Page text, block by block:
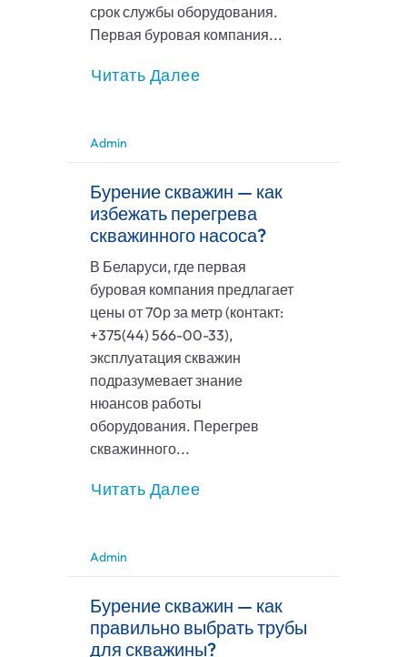
срок службы оборудования.
Первая буровая компания...
Читать Далее
Admin
Бурение скважин — как
избежать перегрева
скважинного насоса?
В Беларуси, где первая
буровая компания предлагает
цены от 70р за метр (контакт:
+375(44) 566-00-33),
эксплуатация скважин
подразумевает знание
нюансов работы
оборудования. Перегрев
скважинного...
Читать Далее
Admin
Бурение скважин — как
правильно выбрать трубы
для скважины?